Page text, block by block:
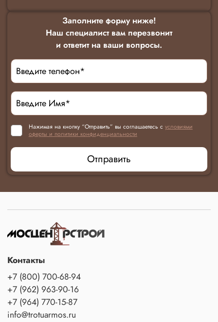
Заполните форму ниже!
Наш специалист вам перезвонит
и ответит на ваши вопросы.
Нажимая на кнопку “Отправить” вы соглашаетесь с условиями
оферты и политики конфиденциальности
Отправить
Контакты
+7 (800) 700-68-94
+7 (962) 963-90-16
+7 (964) 770-15-87
info@trotuarmos.ru